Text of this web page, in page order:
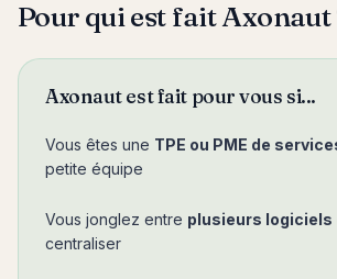
Pour qui est fait Axonaut
Axonaut est fait pour vous si...
Vous êtes une TPE ou PME de
petite équipe
Vous jonglez entre plusieurs logiciels
centraliser